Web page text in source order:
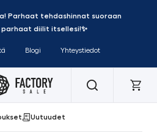
Parhaat tehdashinnat suoraan
diilit itsellesi!✨
Blogi Yhteystiedot
Uutuudet